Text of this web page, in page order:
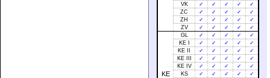
VK
✓ ✓ ✓ ✓
✓
ZC
✓ ✓ ✓ ✓
✓
ZH
✓ ✓ ✓ ✓
✓
ZV
✓ ✓ ✓ ✓ ✓
KE
GL ✓ ✓ ✓ ✓
✓
KE I
✓ ✓ ✓ ✓
✓
KE II
✓ ✓ ✓ ✓
✓
KE III
✓ ✓ ✓ ✓
✓
KE IV
✓ ✓ ✓ ✓
✓
KS
✓ ✓ ✓ ✓
✓